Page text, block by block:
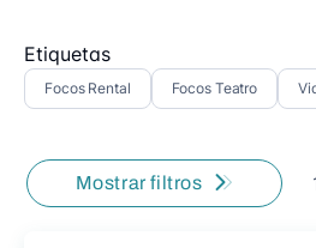
Etiquetas
Focos Rental Focos Teatro
Mostrar filtros